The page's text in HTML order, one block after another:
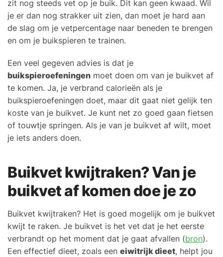
zit nog steeds vet op je buik. Dit kan geen kwaad. Wil
je er dan nog strakker uit zien, dan moet je hard aan
de slag om je vetpercentage naar beneden te brengen
en om je buikspieren te trainen.
Een veel gegeven advies is dat je
buikspieroefeningen moet doen om van je buikvet af
te komen. Ja, je verbrand calorieën als je
buikspieroefeningen doet, maar dit gaat niet gelijk ten
koste van je buikvet. Je kunt net zo goed gaan fietsen
of touwtje springen. Als je van je buikvet af wilt, moet
je iets anders doen.
Buikvet kwijtraken? Van je
buikvet af komen doe je zo
Buikvet kwijtraken? Het is goed mogelijk om je buikvet
kwijt te raken. Je buikvet is het vet dat je het eerste
verbrandt op het moment dat je gaat afvallen (bron).
Een effectief dieet, zoals een eiwitrijk dieet, helpt jou